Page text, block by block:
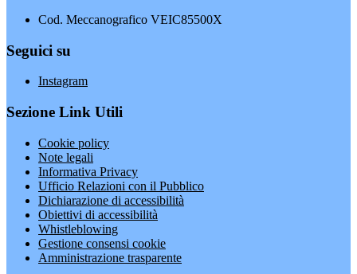
Cod. Meccanografico VEIC85500X
Seguici su
Instagram
Sezione Link Utili
Cookie policy
Note legali
Informativa Privacy
Ufficio Relazioni con il Pubblico
Dichiarazione di accessibilità
Obiettivi di accessibilità
Whistleblowing
Gestione consensi cookie
Amministrazione trasparente